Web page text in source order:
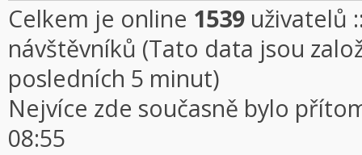
Celkem je online 1539 uživatelů
návštěvníků (Tato data jsou
posledních 5 minut)
Nejvíce zde současně bylo
08:55